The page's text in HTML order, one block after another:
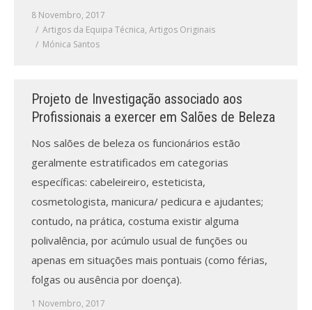
8 Novembro, 2017
Artigos da Equipa Técnica, Artigos Originais
Mónica Santos
Projeto de Investigação associado aos
Profissionais a exercer em Salões de Beleza
Nos salões de beleza os funcionários estão
geralmente estratificados em categorias
específicas: cabeleireiro, esteticista,
cosmetologista, manicura/ pedicura e ajudantes;
contudo, na prática, costuma existir alguma
polivalência, por acúmulo usual de funções ou
apenas em situações mais pontuais (como férias,
folgas ou ausência por doença).
1 Novembro, 2017